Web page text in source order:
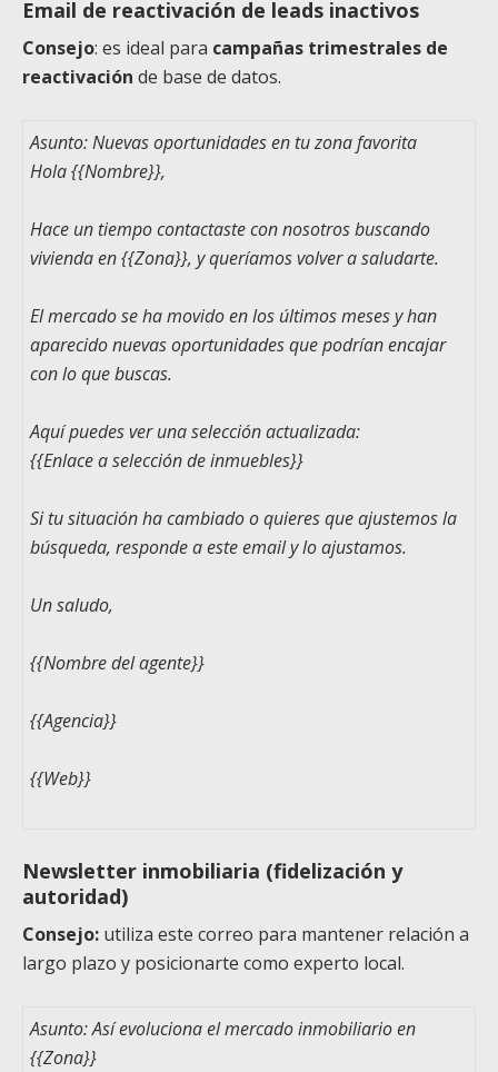
Email de reactivación de leads inactivos
Consejo: es ideal para campañas trimestrales de
reactivación de base de datos.
Asunto: Nuevas oportunidades en tu zona favorita
Hola{{Nombre}},
Hace un tiempo contactaste con nosotros buscando
vivienda en{{Zona}}, y queríamos volver a saludarte.
El mercado se ha movido en los últimos meses y han
aparecido nuevas oportunidades que podrían encajar
con lo que buscas.
Aquí puedes ver una selección actualizada:
{{Enlace a selección de inmuebles}}
Si tu situación ha cambiado o quieres que ajustemos la
búsqueda, responde a este email y lo ajustamos.
Un saludo,
{{Nombre del agente}}
{{Agencia}}
{{Web}}
Newsletter inmobiliaria (fidelización y
autoridad)
Consejo: utiliza este correo para mantener relación a
largo plazo y posicionarte como experto local.
Asunto: Así evoluciona el mercado inmobiliario en
{{Zona}}